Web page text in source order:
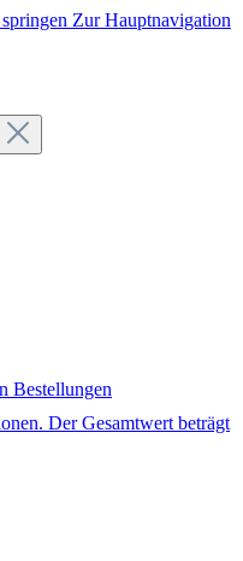
Zur Hauptnavigation
Bestellungen
Der Gesamtwert beträgt